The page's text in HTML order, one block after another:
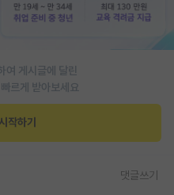
여 게시글에 달린
르게 받아보세요
작하기
댓글쓰기